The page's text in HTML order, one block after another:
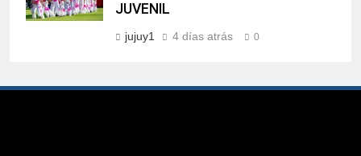
JUVENIL
jujuy1 4 días atrás 0